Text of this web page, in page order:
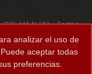
MA N. 143 - Todos
salvo error
cookies y política de
analizar el uso de
aceptar todas
preferencias.